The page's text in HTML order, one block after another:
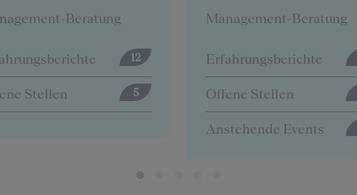
Beratung
57
Stellen 0
Management-Beratung
Erfahrungsberichte
Offene Stellen